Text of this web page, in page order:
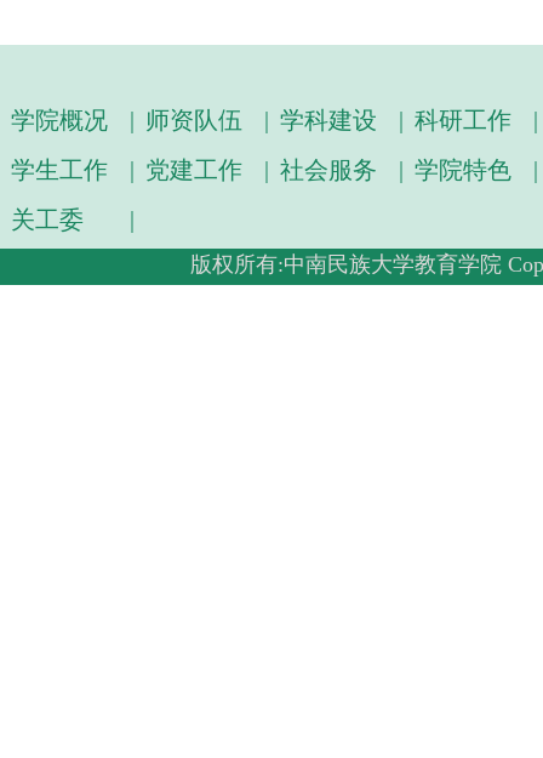
学院概况 | 师资队伍 | 学科建设 | 科研工作
|
学生工作
| 党建工作 | 社会服务 | 学院特色
|
关工委
|
版权所有:中南民族大学教育学院